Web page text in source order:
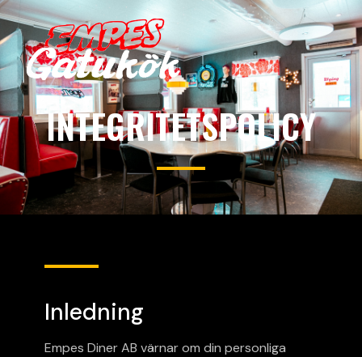
INTEGRITETSPOLICY
Inledning
Empes Diner AB värnar om din personliga